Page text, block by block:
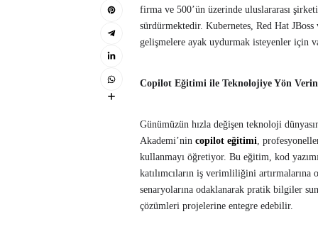
firma ve 500’ün üzerinde uluslararası
sürdürmektedir. Kubernetes, Red Hat
gelişmelere ayak uydurmak isteyenler için
Copilot Eğitimi ile Teknolojiye Yön Verin
Günümüzün hızla değişen teknoloji
Akademi’nin copilot eğitimi,
kullanmayı öğretiyor. Bu eğitim, kod
katılımcıların iş verimliliğini
senaryolarına odaklanarak pratik bilgiler
çözümleri projelerine entegre edebilir.